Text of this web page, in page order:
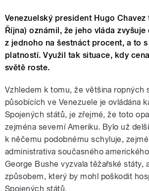
Venezuelský president Hugo
Října) oznámil, že jeho vláda
z jednoho na šestnáct procent, a to
platností. Využil tak situace, kdy
světě roste.
Vzhledem k tomu, že většina ropných
působících ve Venezuele je ovládána
Spojených států, je zřejmé, že toto
zejména severní Ameriku. Bylo už
k něčemu podobnému schyluje,
administrativa současného
George Bushe vyzvala těžařské státy,
způsobem, který by mohl poškodit
Spojených států.